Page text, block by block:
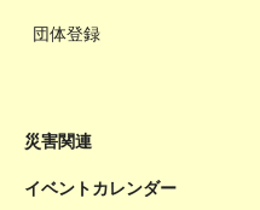
団体登録
災害関連
イベントカレンダー